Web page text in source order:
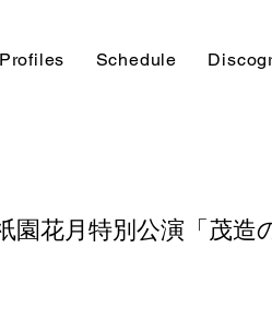
Profiles Schedule
園花月特別公演「茂